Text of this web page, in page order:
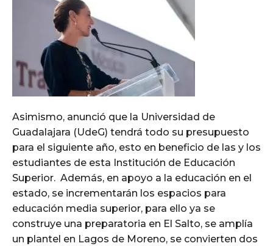
Asimismo, anunció que la Universidad de
Guadalajara (UdeG) tendrá todo su presupuesto
para el siguiente año, esto en beneficio de las y los
estudiantes de esta Institución de Educación
Superior. Además, en apoyo a la educación en el
estado, se incrementarán los espacios para
educación media superior, para ello ya se
construye una preparatoria en El Salto, se amplía
un plantel en Lagos de Moreno, se convierten dos